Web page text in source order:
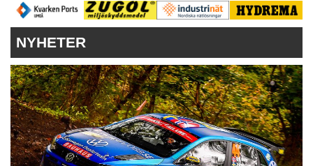
PRENUMERERA
ANNONSERA
NYHETER